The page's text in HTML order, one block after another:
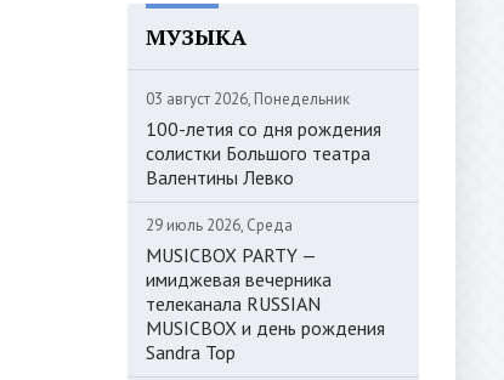
МУЗЫКА
03 август 2026, Понедельник
100-летия со дня рождения
солистки Большого театра
Валентины Левко
29 июль 2026, Среда
MUSICBOX PARTY —
имиджевая вечерника
телеканала RUSSIAN
MUSICBOX и день рождения
Sandra Top